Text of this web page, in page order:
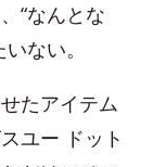
“なんとな
ない。
たアイテム
ユー ドット